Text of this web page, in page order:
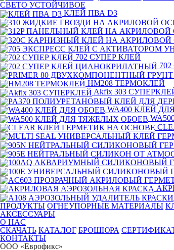
СВЕТО УСТОЙЧИВОЕ
КЛЕЙ ПВА D3
702 СУПЕР КЛЕЙ
HM208 ТЕРМОКЛЕЙ
Akfix 303
WA400 КЛЕЙ
ПРОДУКТЫ ОГНЕУПОРНЫЕ МАТЕРИАЛЫ
АКСЕССУАРЫ
O HAC
СКАЧАТЬ КАТАЛОГ БРОШЮРА
КОНТАКТЫ
ООО «Еврофикс»